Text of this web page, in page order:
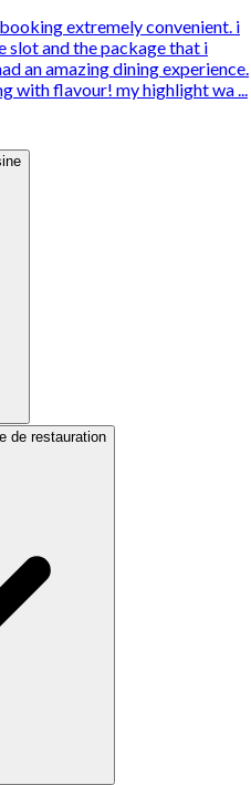
extremely convenient. i
slot and the package that i
an amazing dining experience.
with flavour! my highlight wa ...
de restauration